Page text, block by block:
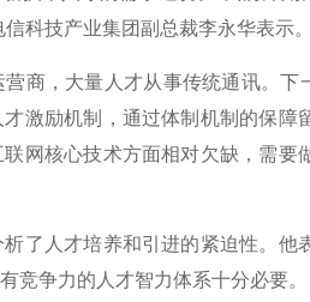
科技产业集团副总裁李永华表示。
，大量人才从事传统通讯。下
激励机制，通过体制机制的保
网核心技术方面相对欠缺，需
人才培养和引进的紧迫性。他
竞争力的人才智力体系十分必要。